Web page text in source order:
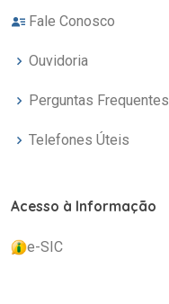
Fale Conosco
Ouvidoria
Perguntas Frequentes
Telefones Úteis
Acesso à Informação
e-SIC